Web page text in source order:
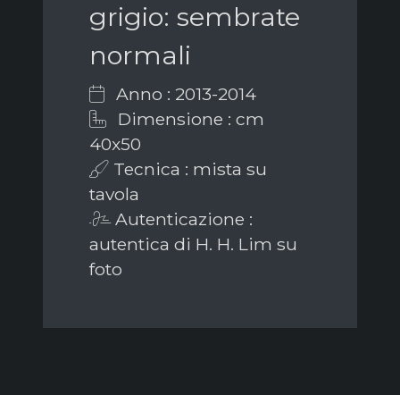
grigio: sembrate
normali
Anno : 2013-2014
Dimensione : cm
40x50
Tecnica : mista su
tavola
Autenticazione :
autentica di H. H. Lim su
foto